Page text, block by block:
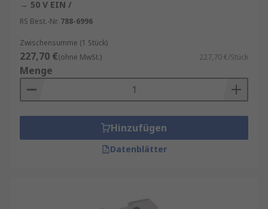
renommierten Herstellern zu wählen, um die
→ 50 V EIN /
RS Best.-Nr. 788-6996
Zwischensumme (1 Stück)
227,70 €(ohne MwSt.) 227,70 €/Stück
Menge
Hinzufügen
Datenblätter